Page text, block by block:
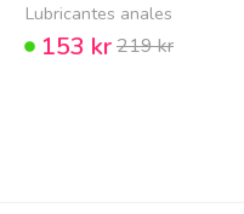
Lubricantes anales
153 kr219 kr